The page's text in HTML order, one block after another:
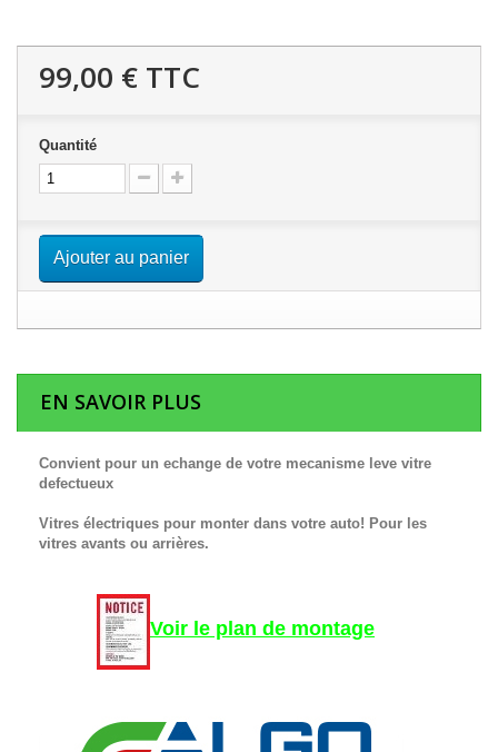
99,00 € TTC
Quantité
Ajouter au panier
EN SAVOIR PLUS
Convient pour un echange de votre mecanisme leve vitre
defectueux
Vitres électriques pour monter dans votre auto! Pour les
vitres avants ou arrières.
Voir le plan de montage